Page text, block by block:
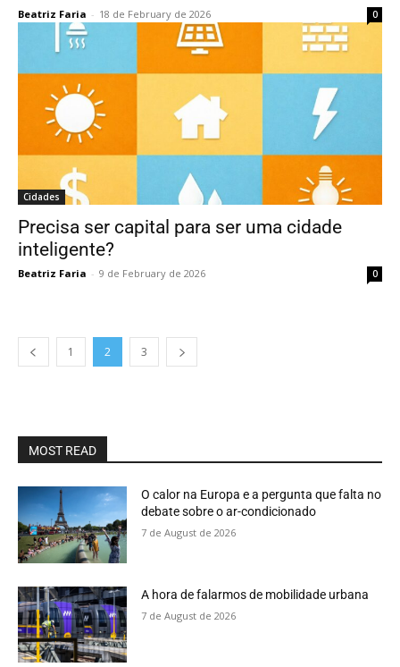
Beatriz Faria - 18 de February de 2026 0
Cidades
Precisa ser capital para ser uma cidade
inteligente?
Beatriz Faria - 9 de February de 2026 0
1 2 3
MOST READ
O calor na Europa e a pergunta que falta no
debate sobre o ar-condicionado
7 de August de 2026
A hora de falarmos de mobilidade urbana
7 de August de 2026